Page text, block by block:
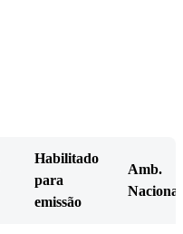
Habilitado
para
emissão
Amb.
Nacional